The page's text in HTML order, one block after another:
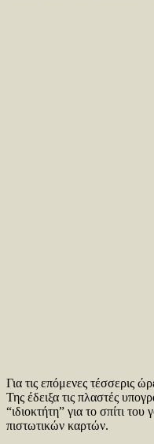
Για τις επόμενες τέσσερις
Της έδειξα τις πλαστές
“ιδιοκτήτη” για το σπίτι του
πιστωτικών καρτών.